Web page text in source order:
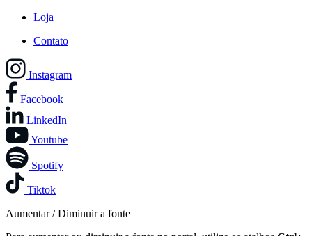
Loja
Contato
Instagram
Facebook
LinkedIn
Youtube
Spotify
Tiktok
Aumentar / Diminuir a fonte